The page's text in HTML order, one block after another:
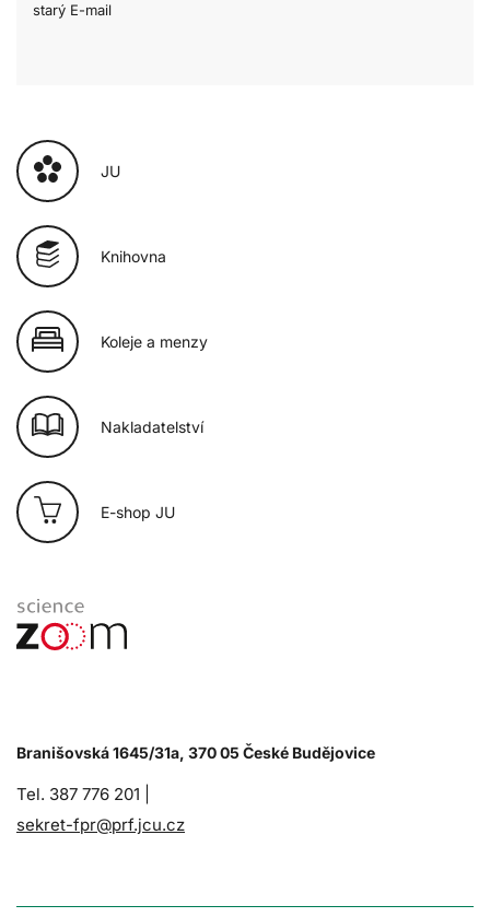
starý E-mail
JU
Knihovna
Koleje a menzy
Nakladatelství
E-shop JU
Branišovská 1645/31a, 370 05 České Budějovice
Tel. 387 776 201 |
sekret-fpr@prf.jcu.cz